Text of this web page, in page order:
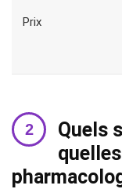
Prix
Quels